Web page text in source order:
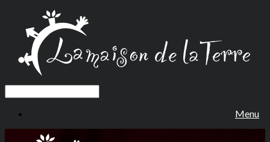
Menu